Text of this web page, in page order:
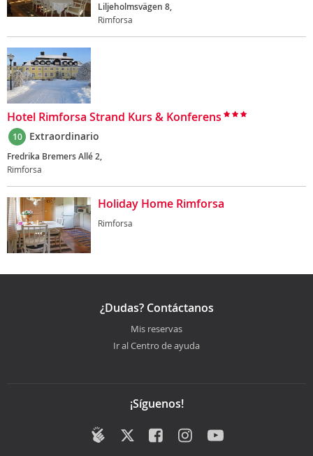
Liljeholmsvägen 8,
Rimforsa
Hotel Rimforsa Strand Kurs & Konferens
10 Extraordinario
Fredrika Bremers Allé 2,
Rimforsa
Holiday Home Rimforsa
Rimforsa
¿Dudas? Contáctanos
Mis reservas
Ir al Centro de ayuda
¡Síguenos!